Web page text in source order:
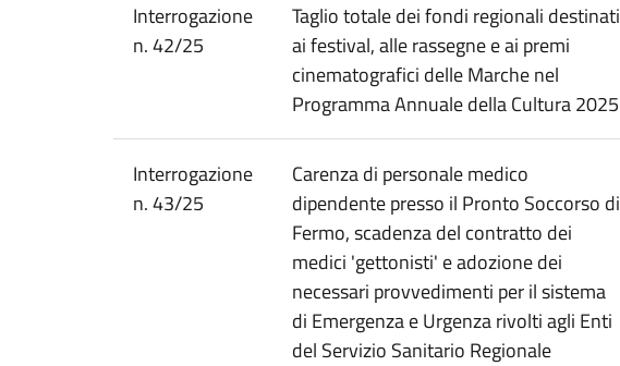
Interrogazione
n. 42/25
Taglio totale dei fondi regionali destinati
ai festival, alle rassegne e ai premi
cinematografici delle Marche nel
Programma Annuale della Cultura 2025
Interrogazione
n. 43/25
Carenza di personale medico
dipendente presso il Pronto Soccorso di
Fermo, scadenza del contratto dei
medici 'gettonisti' e adozione dei
necessari provvedimenti per il sistema
di Emergenza e Urgenza rivolti agli Enti
del Servizio Sanitario Regionale